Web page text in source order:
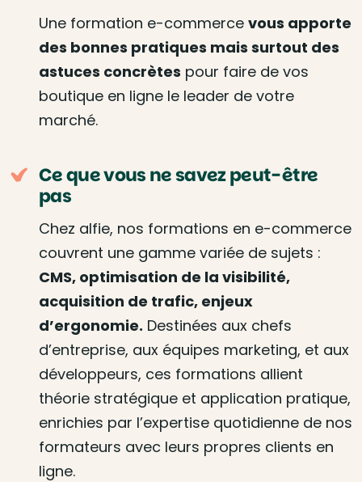
Une formation e-commerce vous apporte
des bonnes pratiques mais surtout des
astuces concrètes pour faire de vos
boutique en ligne le leader de votre
marché.
Ce que vous ne savez peut-être
pas
Chez alfie, nos formations en e-commerce
couvrent une gamme variée de sujets :
CMS, optimisation de la visibilité,
acquisition de trafic, enjeux
d’ergonomie. Destinées aux chefs
d’entreprise, aux équipes marketing, et aux
développeurs, ces formations allient
théorie stratégique et application pratique,
enrichies par l’expertise quotidienne de nos
formateurs avec leurs propres clients en
ligne.